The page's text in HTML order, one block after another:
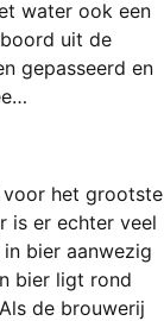
water ook een
uit de
gepasseerd en
voor het grootste
is er echter veel
bier aanwezig
bier ligt rond
de brouwerij